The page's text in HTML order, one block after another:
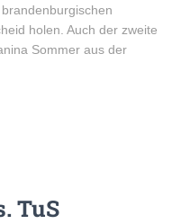
holen. Auch der zweite
Sommer aus der
TuS